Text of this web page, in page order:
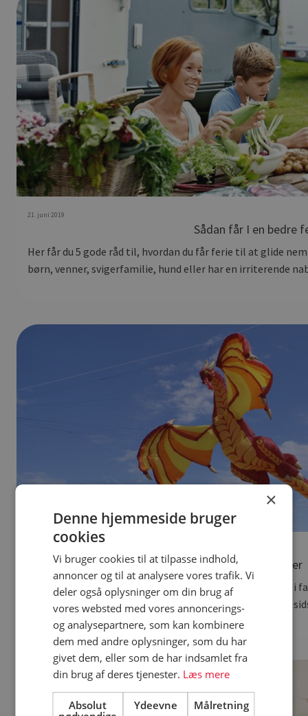
21. juni 2019
Sådan får I en bedre
Her får du 5 gode råd til, hvordan du får ferie til at glide
børn, venner, svigerfamilie, hund eller har en irriterende
Dragende drager
I juni vil luften over Fanø igen blive omdannet til et orgie i
dragefestival bliver skudt i gang. Se de flotte billeder fra
×
Denne hjemmeside bruger
cookies
Vi bruger cookies til at tilpasse indhold,
annoncer og til at analysere vores trafik. Vi
deler også oplysninger om din brug af
vores websted med vores annoncerings-
og analysepartnere, som kan kombinere
dem med andre oplysninger, som du har
givet dem, eller som de har indsamlet fra
din brug af deres tjenester. Læs mere
Absolut
Ydeevne Målretning